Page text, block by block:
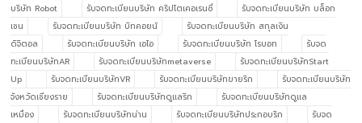
บริษัท Robot
รับจดทะเบียนบริษัท คริปโตเคอเรนซี่
รับจดทะเบียนบริษัท บล็อก
เชน
รับจดทะเบียนบริษัท บิทคอยน์
รับจดทะเบียนบริษัท สกุลเงิน
ดิจิตอล
รับจดทะเบียนบริษัท เอไอ รับจดทะเบียนบริษัท โรบอท
รับจด
ทะเบียนบริษัทAR
รับจดทะเบียนบริษัทmetaverse
รับจดทะเบียนบริษัทStart
Up
รับจดทะเบียนบริษัทVR รับจดทะเบียนบริษัทขายริก
รับจดทะเบียนบริษัท
จังหวัดเชียงราย
รับจดทะเบียนบริษัทดูแลริก
รับจดทะเบียนบริษัทดูแล
เหมือง
รับจดทะเบียนบริษัทน่าน รับจดทะเบียนบริษัทประกอบริก
รับจด